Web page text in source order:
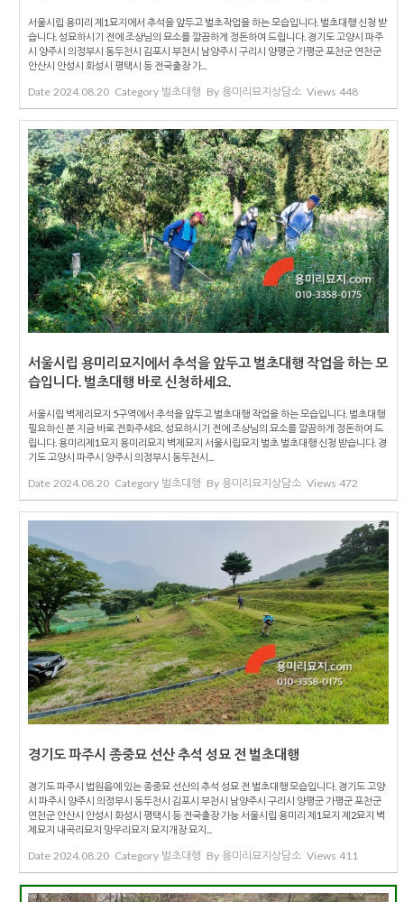
서울시립 용미리 제1묘지에서 추석을 앞두고 벌초작업을 하는 모습입니다. 벌초대행 신청 받
습니다. 성묘하시기 전에 조상님의 묘소를 깔끔하게 정돈하여 드립니다. 경기도 고양시 파주
시 양주시 의정부시 동두천시 김포시 부천시 남양주시 구리시 양평군 가평군 포천군 연천군
안산시 안성시 화성시 평택시 등 전국출장 가...
Date 2024.08.20 Category 벌초대행 By 용미리묘지상담소 Views 448
서울시립 용미리묘지에서 추석을 앞두고 벌초대행 작업을 하는 모
습입니다. 벌초대행 바로 신청하세요.
서울시립 벽제리묘지 5구역에서 추석을 앞두고 벌초대행 작업을 하는 모습입니다. 벌초대행
필요하신 분 지금 바로 전화주세요. 성묘하시기 전에 조상님의 묘소를 깔끔하게 정돈하여 드
립니다. 용미리제1묘지 용미리묘지 벽제묘지 서울시립묘지 벌초 벌초대행 신청 받습니다. 경
기도 고양시 파주시 양주시 의정부시 동두천시...
Date 2024.08.20 Category 벌초대행 By 용미리묘지상담소 Views 472
경기도 파주시 종중묘 선산 추석 성묘 전 벌초대행
경기도 파주시 법원읍에 있는 종중묘 선산의 추석 성묘 전 벌초대행 모습입니다. 경기도 고양
시 파주시 양주시 의정부시 동두천시 김포시 부천시 남양주시 구리시 양평군 가평군 포천군
연천군 안산시 안성시 화성시 평택시 등 전국출장 가능 서울시립 용미리 제1묘지 제2묘지 벽
제묘지 내곡리묘지 망우리묘지 묘지개장 묘지...
Date 2024.08.20 Category 벌초대행 By 용미리묘지상담소 Views 411